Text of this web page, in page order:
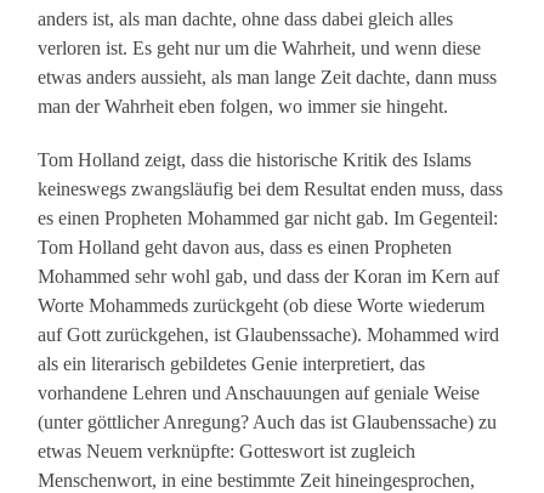
anders ist, als man dachte, ohne dass dabei gleich alles
verloren ist. Es geht nur um die Wahrheit, und wenn diese
etwas anders aussieht, als man lange Zeit dachte, dann muss
man der Wahrheit eben folgen, wo immer sie hingeht.
Tom Holland zeigt, dass die historische Kritik des Islams
keineswegs zwangsläufig bei dem Resultat enden muss, dass
es einen Propheten Mohammed gar nicht gab. Im Gegenteil:
Tom Holland geht davon aus, dass es einen Propheten
Mohammed sehr wohl gab, und dass der Koran im Kern auf
Worte Mohammeds zurückgeht (ob diese Worte wiederum
auf Gott zurückgehen, ist Glaubenssache). Mohammed wird
als ein literarisch gebildetes Genie interpretiert, das
vorhandene Lehren und Anschauungen auf geniale Weise
(unter göttlicher Anregung? Auch das ist Glaubenssache) zu
etwas Neuem verknüpfte: Gotteswort ist zugleich
Menschenwort, in eine bestimmte Zeit hineingesprochen,